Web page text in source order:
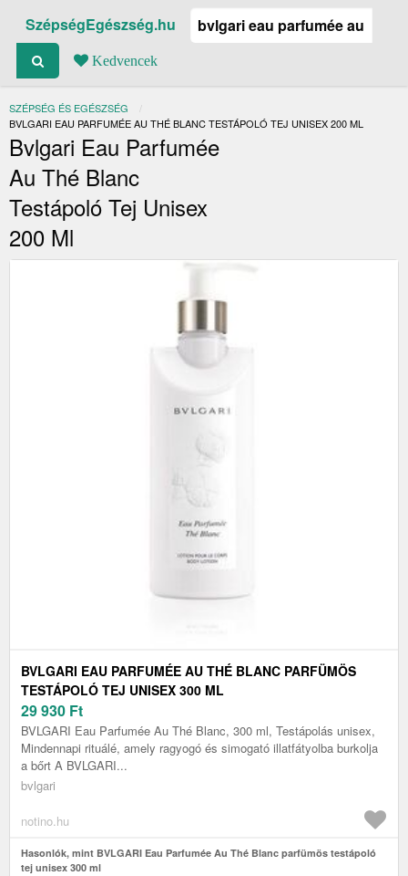
SzépségEgészség.hu
Kedvencek
SZÉPSÉG ÉS EGÉSZSÉG
JELENLEGI:
BVLGARI EAU PARFUMÉE AU THÉ BLANC TESTÁPOLÓ TEJ UNISEX 200 ML
Bvlgari Eau Parfumée
Au Thé Blanc
Testápoló Tej Unisex
200 Ml
BVLGARI EAU PARFUMÉE AU THÉ BLANC PARFÜMÖS
TESTÁPOLÓ TEJ UNISEX 300 ML
29 930 Ft
BVLGARI Eau Parfumée Au Thé Blanc, 300 ml, Testápolás unisex,
Mindennapi rituálé, amely ragyogó és simogató illatfátyolba burkolja
a bőrt A BVLGARI...
bvlgari
notino.hu
Hasonlók, mint BVLGARI Eau Parfumée Au Thé Blanc parfümös testápoló
tej unisex 300 ml